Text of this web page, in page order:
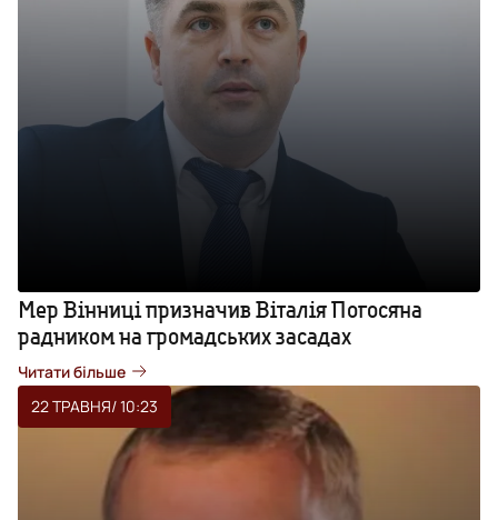
Мер Вінниці призначив Віталія Погосяна
радником на громадських засадах
Читати більше
22 ТРАВНЯ/ 10:23